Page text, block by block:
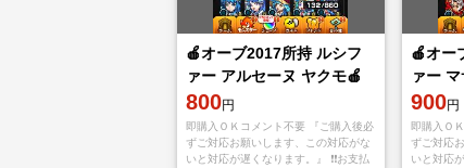
🍎オーブ2017所持 ルシフ
ァー アルセーヌ ヤクモ🍎
800円
即購入ＯＫコメント不要 『ご購入後必
ずご対応お願いします、この対応がな
いと対応が遅くなります。』 ❗️❗️お支払
🍎オー
ァー
体 ネオ
900円
即購入Ｏ
ずご対応
いと対応